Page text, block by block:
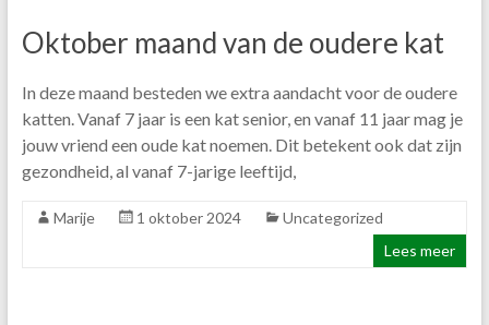
Oktober maand van de oudere kat
In deze maand besteden we extra aandacht voor de oudere
katten. Vanaf 7 jaar is een kat senior, en vanaf 11 jaar mag je
jouw vriend een oude kat noemen. Dit betekent ook dat zijn
gezondheid, al vanaf 7-jarige leeftijd,
Marije 1 oktober 2024
Uncategorized
Lees meer